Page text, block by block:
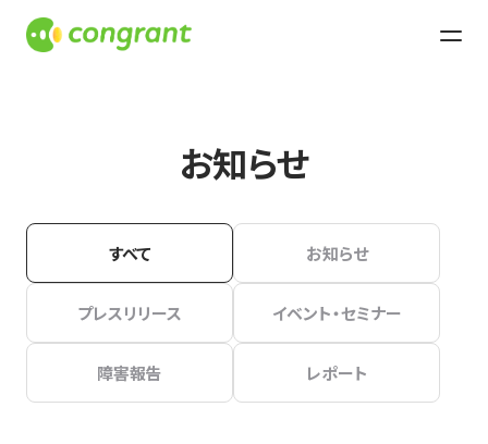
お知らせ
すべて お知らせ
プレスリリース イベント・セミナー
障害報告 レポート